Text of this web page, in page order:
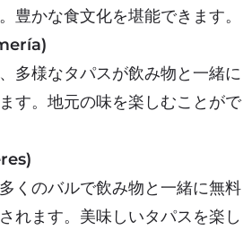
豊かな食文化を堪能できます。
多様なタパスが飲み物と一緒に
す。地元の味を楽しむことがで
くのバルで飲み物と一緒に無料
れます。美味しいタパスを楽し